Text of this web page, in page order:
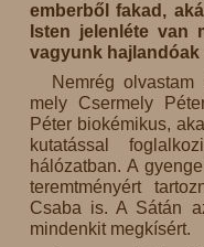
emberből fakad,
Isten jelenléte van
vagyunk hajlandóak
Nemrég
mely Csermely
Péter biokémikus,
kutatással
hálózatban. A
teremtményért
Csaba is. A Sátán
mindenkit megkísért.